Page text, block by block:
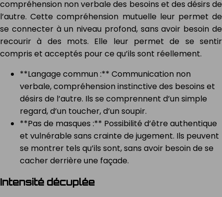
compréhension non verbale des besoins et des désirs de
l’autre. Cette compréhension mutuelle leur permet de
se connecter à un niveau profond, sans avoir besoin de
recourir à des mots. Elle leur permet de se sentir
compris et acceptés pour ce qu’ils sont réellement.
**Langage commun :** Communication non
verbale, compréhension instinctive des besoins et
désirs de l’autre. Ils se comprennent d’un simple
regard, d’un toucher, d’un soupir.
**Pas de masques :** Possibilité d’être authentique
et vulnérable sans crainte de jugement. Ils peuvent
se montrer tels qu’ils sont, sans avoir besoin de se
cacher derrière une façade.
Intensité décuplée